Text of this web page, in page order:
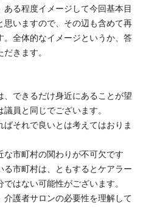
る程度イメージして今回基本目
いますので、その辺も含めて再
。全体的なイメージというか、答
きます。
できるだけ身近にあることが望
員と同じでございます。
それで良いとは考えてはおりま
市町村の関わりが不可欠です
市町村は、ともするとケアラー
はない可能性がございます。
介護者サロンの必要性を理解して